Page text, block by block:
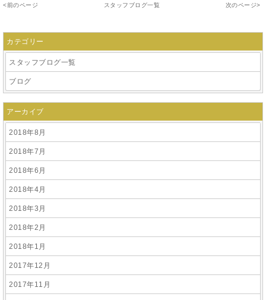
<前のページ スタッフブログ一覧 次のページ>
カテゴリー
スタッフブログ一覧
ブログ
アーカイブ
2018年8月
2018年7月
2018年6月
2018年4月
2018年3月
2018年2月
2018年1月
2017年12月
2017年11月